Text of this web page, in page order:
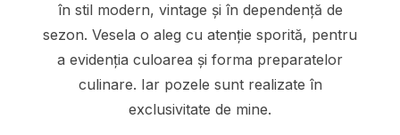
în stil modern, vintage și în dependență de
sezon. Vesela o aleg cu atenție sporită, pentru
a evidenția culoarea și forma preparatelor
culinare. Iar pozele sunt realizate în
exclusivitate de mine.